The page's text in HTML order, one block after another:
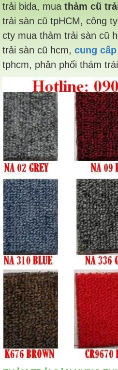
trải bida, mua thảm cũ
trải sàn cũ tpHCM, công
cty mua thảm trải sàn cũ
trải sàn cũ hcm, cung
tphcm, phân phối thảm